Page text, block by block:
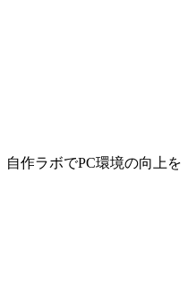
自作ラボでPC環境の向上を